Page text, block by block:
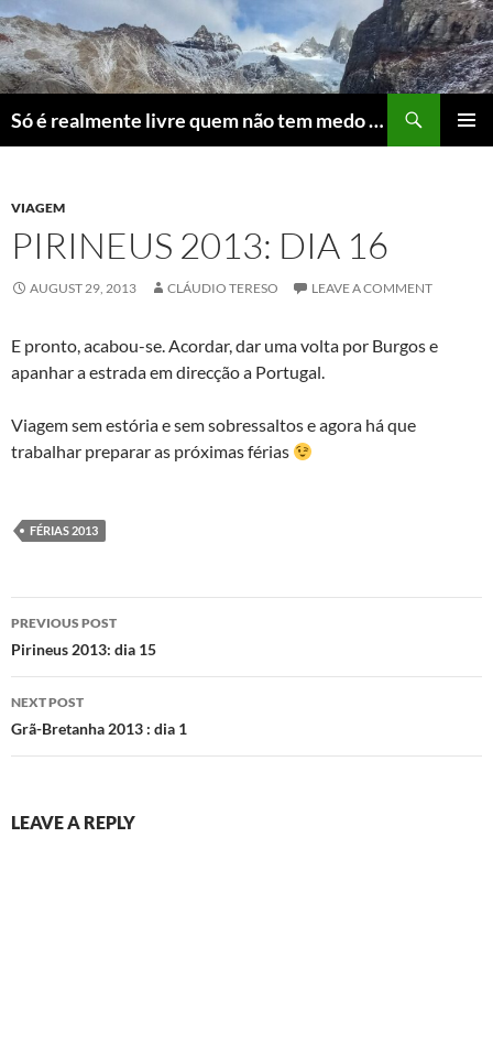
Skip
to
content
Só é realmente livre quem não tem medo do ridículo
VIAGEM
PIRINEUS 2013: DIA 16
AUGUST 29, 2013 CLÁUDIO TERESO LEAVE A COMMENT
E pronto, acabou-se. Acordar, dar uma volta por Burgos e
apanhar a estrada em direcção a Portugal.
Viagem sem estória e sem sobressaltos e agora há que
trabalhar preparar as próximas férias
FÉRIAS 2013
Post
navigation
PREVIOUS POST
Pirineus 2013: dia 15
NEXT POST
Grã-Bretanha 2013 : dia 1
LEAVE A REPLY